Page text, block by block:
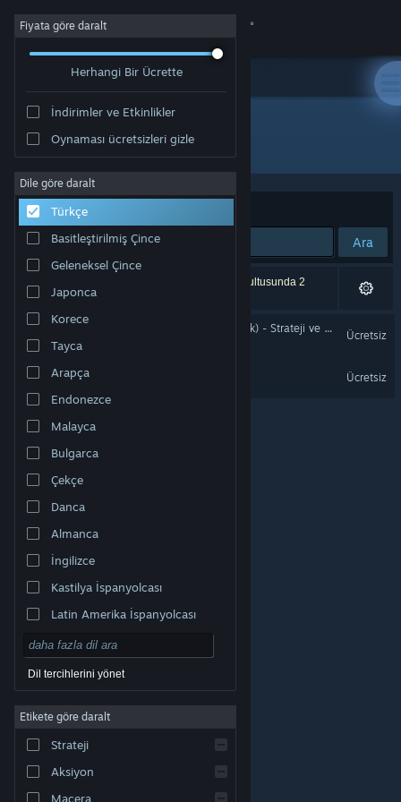
Giriş yap
Hakkında
Destek
Dili değiştir
Steam mobil uygulamasını yükle
Masaüstü internet sitesini görüntüle
markalar, ABD ve diğer ülkelerde ilgili sahiplerinin
Erişilebilirlik |
Çerezler
Fiyata göre daralt
Herhangi Bir Ücrette
İndirimler ve Etkinlikler
Oynaması ücretsizleri gizle
Dile göre daralt
Türkçe
Basitleştirilmiş Çince
Geleneksel Çince
Japonca
Korece
Tayca
Arapça
Endonezce
Malayca
Bulgarca
Çekçe
Danca
Almanca
İngilizce
Kastilya İspanyolcası
Latin Amerika İspanyolcası
Dil tercihlerini yönet
Etikete göre daralt
Strateji
Aksiyon
Macera
Yayıncı: Camex Games
Sırala Uygunluk
Ara
2 sonuç aramanızla eşleşiyor. Tercihleriniz doğrultusunda 2
ürün dâhil edilmedi.
Taktiksel Üç Krallık (3 Krallık) - Strateji ve Savaş
Ücretsiz
Ücretsiz